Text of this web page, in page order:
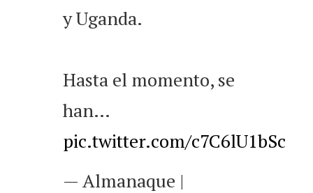
y Uganda.
Hasta el momento, se
han…
pic.twitter.com/c7C6lU1bSc
— Almanaque |